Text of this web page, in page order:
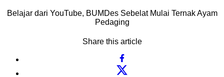
Belajar dari YouTube, BUMDes Sebelat Mulai Ternak Ayam
Pedaging
Share this article